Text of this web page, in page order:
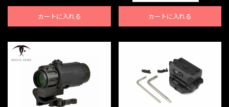
カートに入れる カートに入れる